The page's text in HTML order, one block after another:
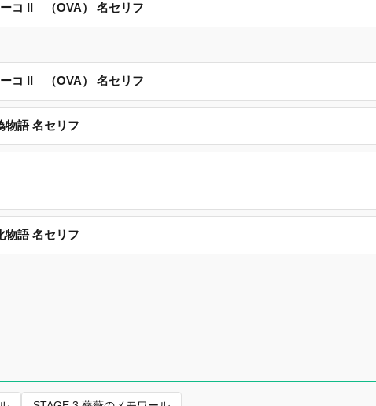
コ II （OVA） 名セリフ
コ II （OVA） 名セリフ
物語 名セリフ
物語 名セリフ